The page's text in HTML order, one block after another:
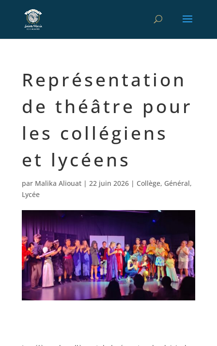
Représentation
de théâtre pour
les collégiens
et lycéens
par Malika Aliouat| 22 juin 2026| Collège, Général,
Lycée